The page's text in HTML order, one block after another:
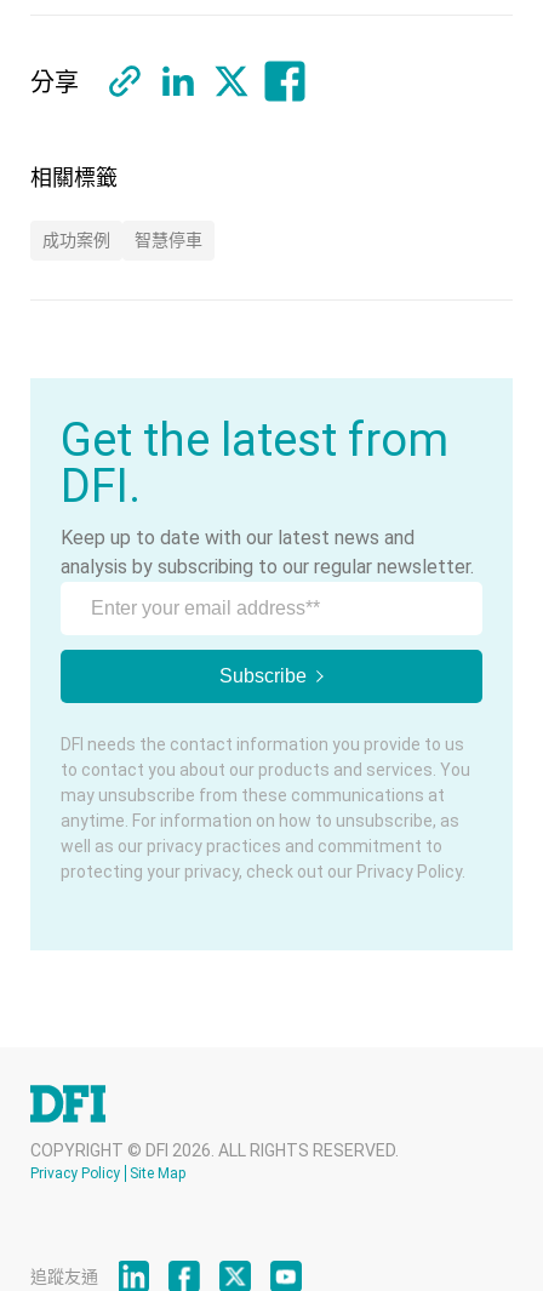
分享
相關標籤
成功案例 智慧停車
Get the latest from
DFI.
Keep up to date with our latest news and
analysis by subscribing to our regular newsletter.
DFI needs the contact information you provide to us
to contact you about our products and services. You
may unsubscribe from these communications at
anytime. For information on how to unsubscribe, as
well as our privacy practices and commitment to
protecting your privacy, check out our Privacy Policy.
COPYRIGHT © DFI 2026. ALL RIGHTS RESERVED.
Privacy Policy Site Map
追蹤友通